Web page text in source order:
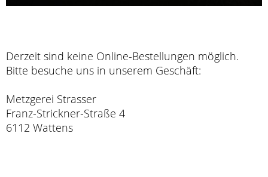
Derzeit sind keine Online-Bestellungen möglich.
Bitte besuche uns in unserem Geschäft:
Metzgerei Strasser
Franz-Strickner-Straße 4
6112 Wattens